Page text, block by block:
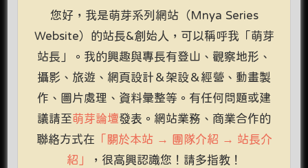
您好，我是萌芽系列網站（Mnya Series
Website）的站長&創始人，可以稱呼我「萌芽
站長」。我的興趣與專長有登山、觀察地形、
攝影、旅遊、網頁設計＆架設＆經營、動畫製
作、圖片處理、資料彙整等。有任何問題或建
議請至萌芽論壇發表。網站業務、商業合作的
聯絡方式在 「關於本站 → 團隊介紹 → 站長介
紹」
，很高興認識您！請多指教！